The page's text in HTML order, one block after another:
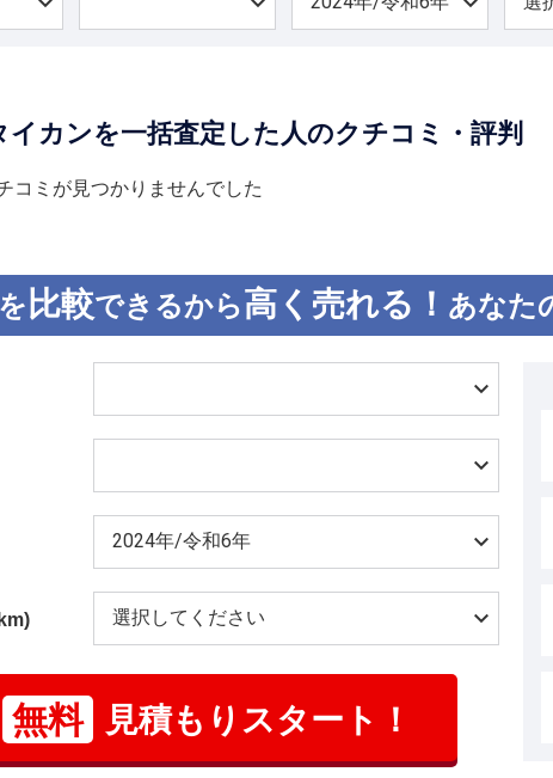
数多くのカーボンパー
を施したポルシェアク
キキャリパーハウジン
れている。 エクステリ
装備で、オプション（
ライトにアップグレー
ハパッケージ」はアン
と新しいフロントディ
サポートを固定したカ
ーボン織り仕上げ（ハ
装。フロントアダプテ
能とメモリーパッケー
した。また、フロント
クライメートコントロ
ジをあしらっている。
行に特化した「ターボ
ェイトレシオをさらに
に収納コンパートメン
カンを一括査定した人のクチコミ・評判
コミが見つかりませんでした
比較できるから高く売れる！ あなた
無料 見積もりスタート！